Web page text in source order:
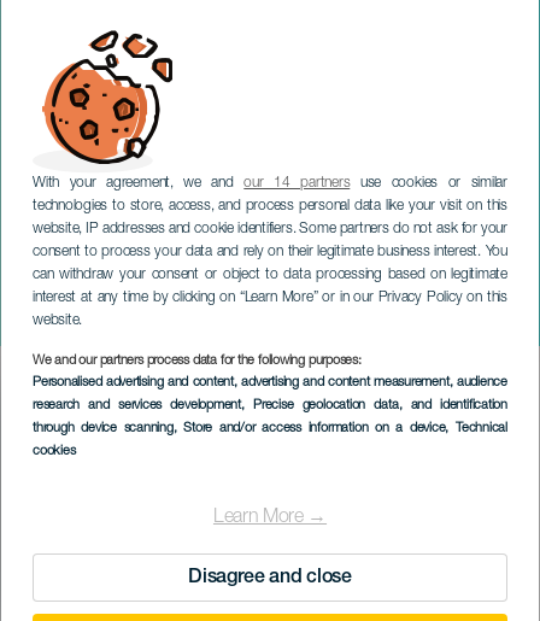
With your agreement, we andour 14 partnersuse cookies or similar
technologies to store, access, and process personal data like your visit on this
website, IP addresses and cookie identifiers. Some partners do not ask for your
consent to process your data and rely on their legitimate business interest. You
can withdraw your consent or object to data processing based on legitimate
interest at any time by clicking on “Learn More” or in our Privacy Policy on this
website.
We and our partners process data for the following purposes:
Personalised advertising and content, advertising and content measurement, audience
research and services development, Precise geolocation data, and identification
through device scanning, Store and/or access information on a device, Technical
cookies
Learn More →
Disagree and close
De weg naar Mekka
GRAN CANARIA
Imagen
Listado